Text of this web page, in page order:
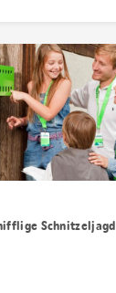
Schnitzeljagd